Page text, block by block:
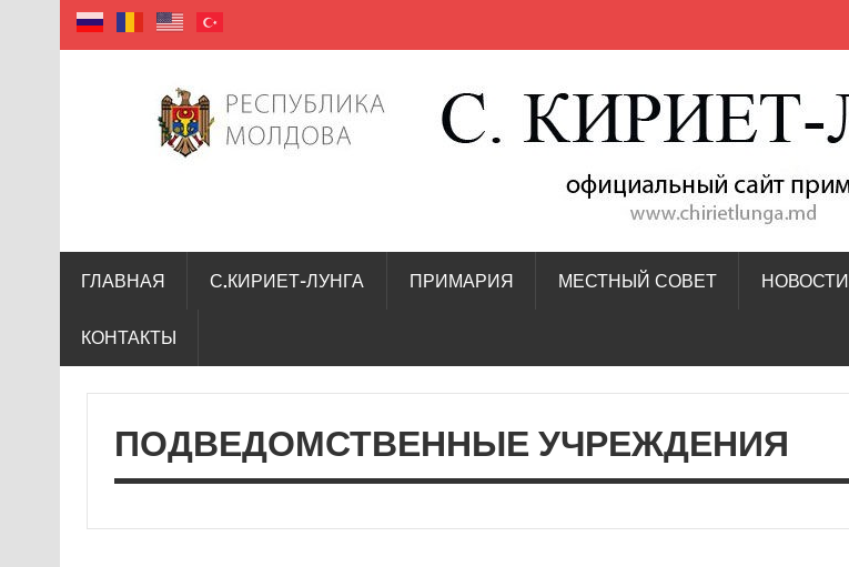
село Кириет — Лунга
ГЛАВНАЯ С.КИРИЕТ-ЛУНГА ПРИМАРИЯ МЕСТНЫЙ СОВЕТ НОВОСТИ
КОНТАКТЫ
ПОДВЕДОМСТВЕННЫЕ УЧРЕЖДЕНИЯ